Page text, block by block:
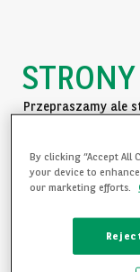
Przepraszamy ale
By clicking “Accept All
your device to
our marketing efforts.